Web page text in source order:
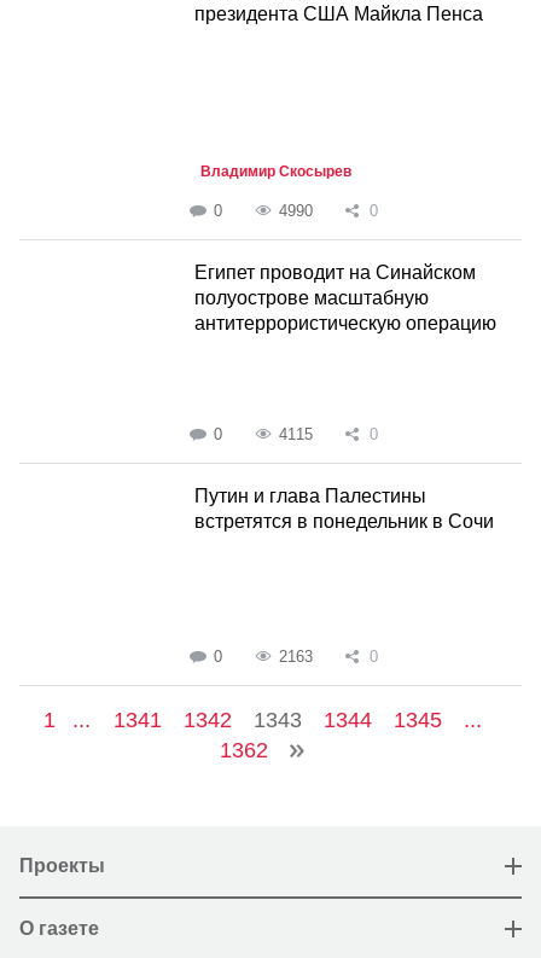
президента США Майкла Пенса
Владимир Скосырев
0 4990 0
Египет проводит на Синайском
полуострове масштабную
антитеррористическую операцию
0 4115 0
Путин и глава Палестины
встретятся в понедельник в Сочи
0 2163 0
1 ... 1341 1342 1343 1344 1345
...
1362
Проекты
О газете